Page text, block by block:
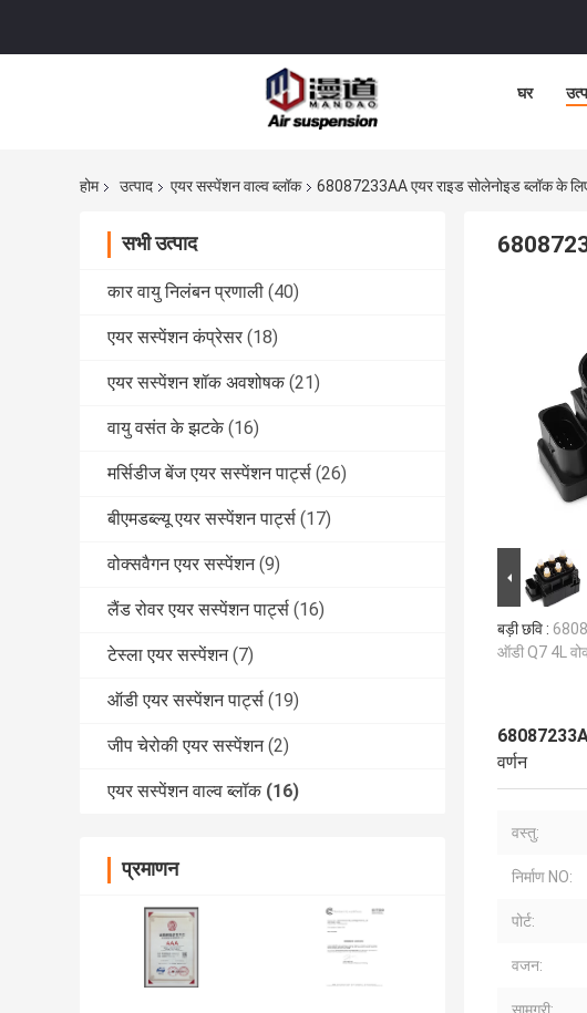
घर
होम उत्पाद एयर सस्पेंशन वाल्व ब्लॉक 68087233AA एयर राइड सोलेनोइड ब्लॉक के
सभी उत्पाद
कार वायु निलंबन प्रणाली (40)
एयर सस्पेंशन कंप्रेसर (18)
एयर सस्पेंशन शॉक अवशोषक (21)
वायु वसंत के झटके (16)
मर्सिडीज बेंज एयर सस्पेंशन पार्ट्स (26)
बीएमडब्ल्यू एयर सस्पेंशन पार्ट्स (17)
वोक्सवैगन एयर सस्पेंशन (9)
लैंड रोवर एयर सस्पेंशन पार्ट्स (16)
टेस्ला एयर सस्पेंशन (7)
ऑडी एयर सस्पेंशन पार्ट्स (19)
जीप चेरोकी एयर सस्पेंशन (2)
एयर सस्पेंशन वाल्व ब्लॉक (16)
प्रमाणन
बड़ी छवि :
ऑडी Q7 4L
वर्णन
वस्तु:
निर्माण NO:
पोर्ट:
वजन: